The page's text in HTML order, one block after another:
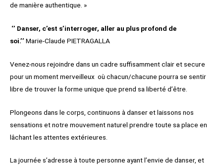
de manière authentique. »
‘’ Danser, c’est s’interroger, aller au plus profond de
soi.’’ Marie-Claude PIETRAGALLA
Venez-nous rejoindre dans un cadre suffisamment clair et secure
pour un moment merveilleux où chacun/chacune pourra se sentir
libre de trouver la forme unique que prend sa liberté d’être.
Plongeons dans le corps, continuons à danser et laissons nos
sensations et notre mouvement naturel prendre toute sa place en
lâchant les attentes extérieures.
La journée s’adresse à toute personne ayant l’envie de danser, et